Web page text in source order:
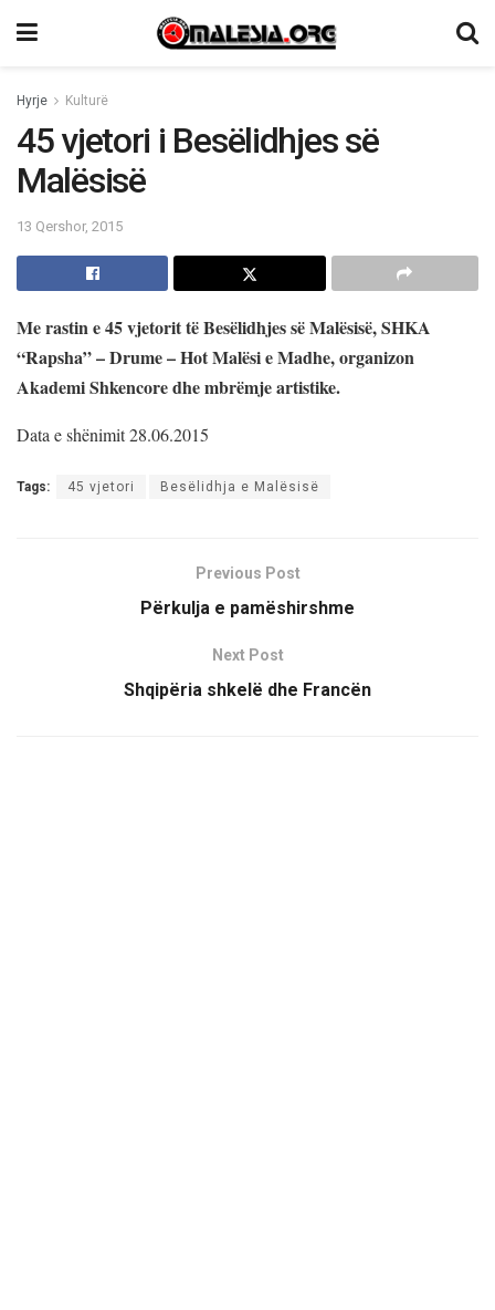
Hyrje Kulturë
45 vjetori i Besëlidhjes së
Malësisë
13 Qershor, 2015
Me rastin e 45 vjetorit të Besëlidhjes së Malësisë, SHKA
“Rapsha”–Drume – Hot Malësi e Madhe, organizon
Akademi Shkencore dhe mbrëmje artistike.
Data e shënimit 28.06.2015
Tags: 45 vjetori Besëlidhja e Malësisë
Previous Post
Përkulja e pamëshirshme
Next Post
Shqipëria shkelë dhe Francën